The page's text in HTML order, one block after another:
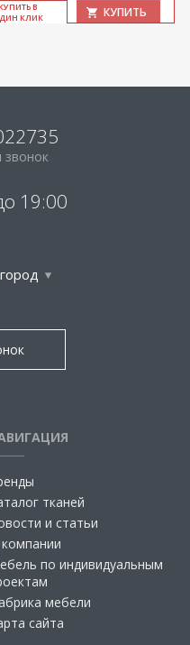
В
КЛИК
КУПИТЬ
звонок
19:00
тканей
и статьи
по индивидуальным
мебели
сайта